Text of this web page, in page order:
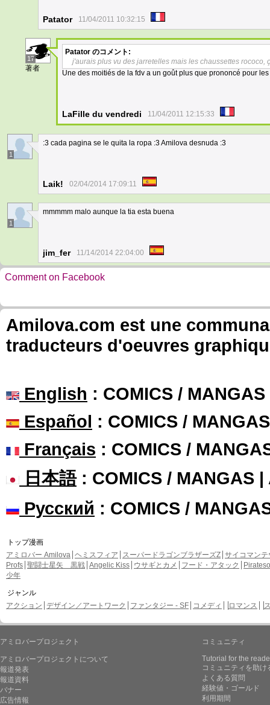
Patator 11/04/2011 10:32:15
17
著者
Patator のコメント:
j'aurais plus vu des jarretelles mais les chaussettes rococo,
Une des moitiés de la fdv a un goût plus que prononcé pour
LaFille du vendredi 11/04/2011 12:15:33
1
:3 cada pagina se le quita la ropa :3 Amilova desnuda :3
Laik! 02/04/2014 17:09:11
1
mmmmm malo aunque la tia esta buena
jim_fer 11/14/2014 22:04:00
Comment on Facebook
Amilova.com est une
traducteurs d'oeuvres
English : COMICS /
Español : COMICS /
Français : COMICS /
日本語: COMICS / MANGAS |
Русский : COMICS /
トップ漫画
アミロバー Amilova ヘミスフィア スーパードラゴンブラザーズZ サイコマンテ
Profs 聖闘士星矢 黒戦 Angelic Kiss ウサギとカメ フード・アタック
少年
ジャンル
アクション デザイン／アートワーク ファンタジー - SF コメディ ロマンス
アミロバープロジェクト
アミロバープロジェクトについて
報道発表
報道資料
バナー
広告情報
コミュニティ
Tutorial for the
コミュニティを助け
よくある質問
経験値・ゴールド
利用期間